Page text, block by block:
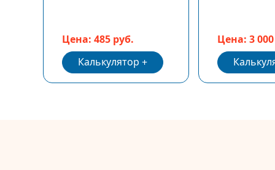
Цена: 485 руб.
Калькулятор
Цена: 3